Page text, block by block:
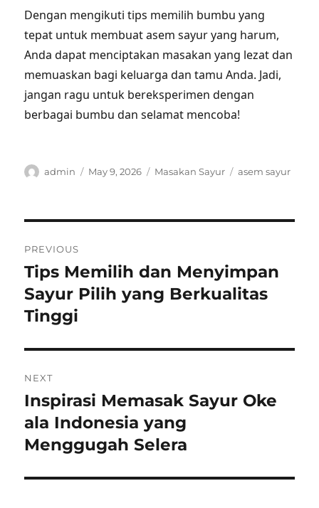
Dengan mengikuti tips memilih bumbu yang
tepat untuk membuat asem sayur yang harum,
Anda dapat menciptakan masakan yang lezat dan
memuaskan bagi keluarga dan tamu Anda. Jadi,
jangan ragu untuk bereksperimen dengan
berbagai bumbu dan selamat mencoba!
Author
admin
Posted
May 9, 2026 Categories
Masakan Sayur Tags
asem sayur
navigation
PREVIOUS
Previous
post:
Tips Memilih dan Menyimpan
Sayur Pilih yang Berkualitas
Tinggi
NEXT
Next
post:
Inspirasi Memasak Sayur Oke
ala Indonesia yang
Menggugah Selera